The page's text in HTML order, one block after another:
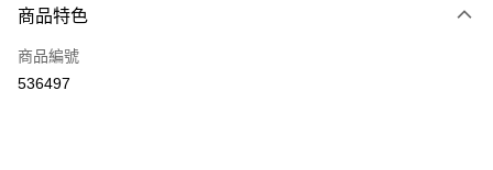
信用卡
Apple Pay
商品特色
商品編號
536497